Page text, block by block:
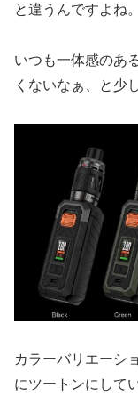
と違うんですよね。
いつも一体感のあ
くないなぁ、と少
カラーバリエーシ
にツートンにして